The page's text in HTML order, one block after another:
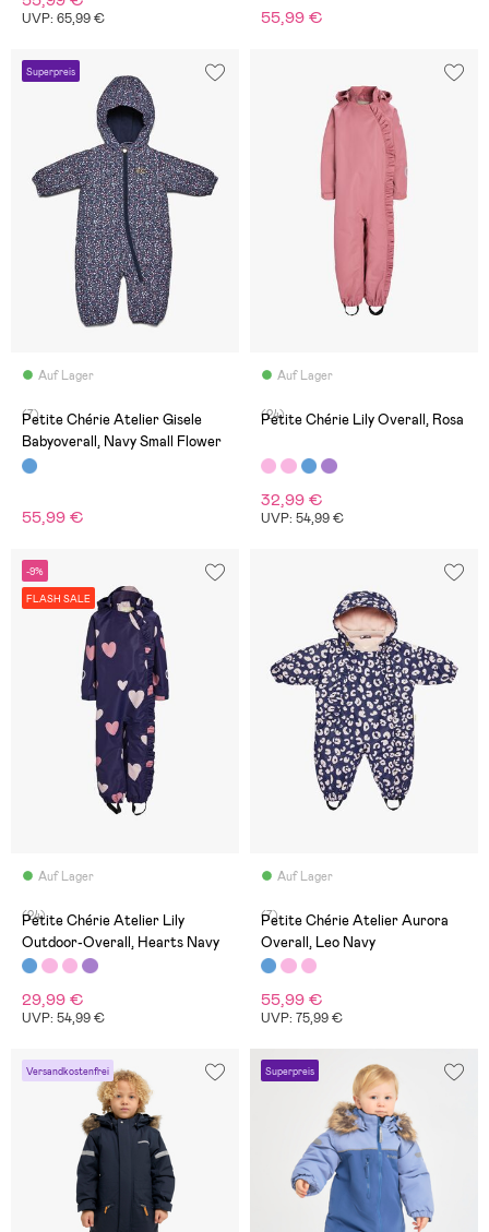
UVP: 65,99 € 55,99 €
Superpreis
Auf Lager
(7)
Petite Chérie Atelier Gisele
Babyoverall, Navy Small Flower
55,99 €
Auf Lager
(24)
Petite Chérie Lily Overall, Rosa
32,99 €
UVP: 54,99 €
-9%
FLASH SALE
Auf Lager
(24)
Petite Chérie Atelier Lily
Outdoor-Overall, Hearts Navy
29,99 €
UVP: 54,99 €
Auf Lager
(7)
Petite Chérie Atelier Aurora
Overall, Leo Navy
55,99 €
UVP: 75,99 €
Versandkostenfrei Superpreis